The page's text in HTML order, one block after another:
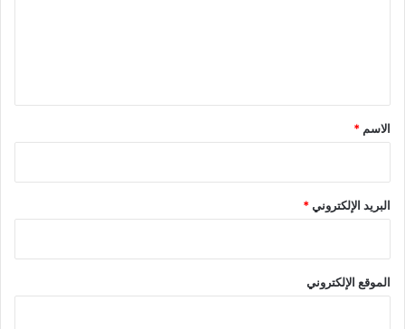
*
الاسم *
البريد الإلكتروني*
الموقع الإلكتروني